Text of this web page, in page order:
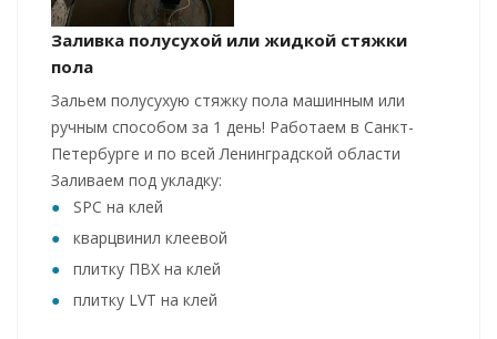
Заливка полусухой или жидкой стяжки
пола
Зальем полусухую стяжку пола машинным или
ручным способом за 1 день! Работаем в Санкт-
Петербурге и по всей Ленинградской области
Заливаем под укладку:
SPC на клей
кварцвинил клеевой
плитку ПВХ на клей
плитку LVT на клей